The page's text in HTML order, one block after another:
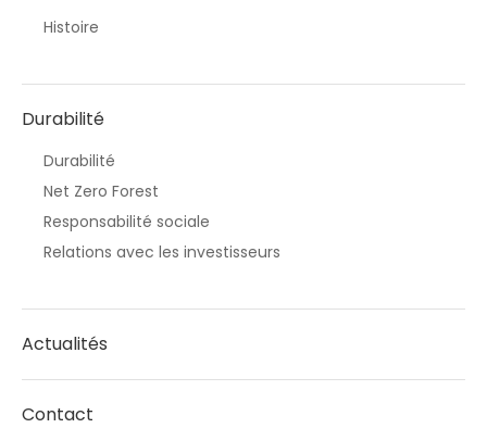
Histoire
Durabilité
Durabilité
Net Zero Forest
Responsabilité sociale
Relations avec les investisseurs
Actualités
Contact